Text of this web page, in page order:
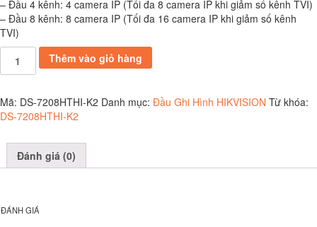
– Đầu 4 kênh: 4 camera IP (Tối đa 8 camera IP khi giảm số kênh TVI)
– Đầu 8 kênh: 8 camera IP (Tối đa 16 camera IP khi giảm số kênh
TVI)
DS-
7208HTHI-
số
lượng
Thêm vào giỏ hàng
Mã: DS-7208HTHI-K2 Danh mục: Đầu Ghi Hình HIKVISION Từ khóa:
DS-7208HTHI-K2
Đánh giá (0)
ĐÁNH GIÁ